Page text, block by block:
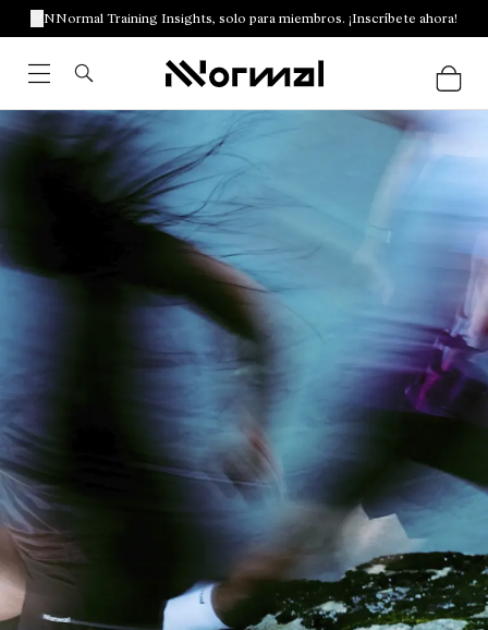
NNormal Training Insights, solo para miembros. ¡Inscríbete ahora!